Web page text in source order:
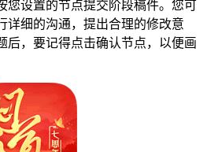
设置的节点提交阶段稿件。您可
详细的沟通，提出合理的修改意
后，要记得点击确认节点，以便画